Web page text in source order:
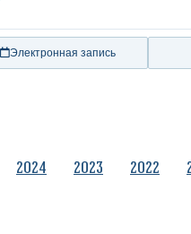
Электронная запись
2024 2023 2022